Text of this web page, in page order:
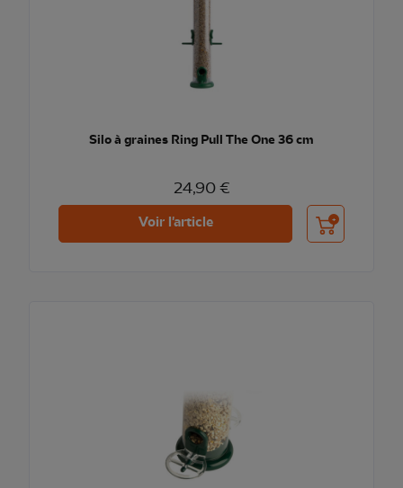
Silo à graines Ring Pull The One 36 cm
24,90 €
Voir l'article Ajouter au